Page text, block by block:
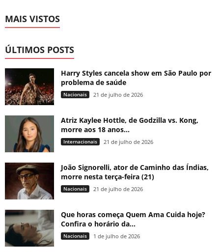
MAIS VISTOS
ÚLTIMOS POSTS
Harry Styles cancela show em São Paulo por
problema de saúde
Nacionais 21 de julho de 2026
Atriz Kaylee Hottle, de Godzilla vs. Kong,
morre aos 18 anos...
Internacionais 21 de julho de 2026
João Signorelli, ator de Caminho das Índias,
morre nesta terça-feira (21)
Nacionais 21 de julho de 2026
Que horas começa Quem Ama Cuida hoje?
Confira o horário da...
Nacionais 1 de julho de 2026